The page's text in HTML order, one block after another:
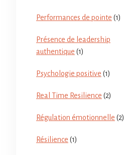
Performances de pointe (1)
Présence de leadership
authentique (1)
Psychologie positive (1)
Real Time Resilience (2)
Régulation émotionnelle (2)
Résilience (1)